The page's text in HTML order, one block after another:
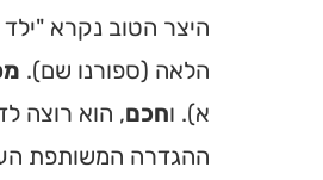
היצר הטוב נקרא
הלאה (ספורנו שם).
א). וחכם, הוא רוצה
ההגדרה המשותפת